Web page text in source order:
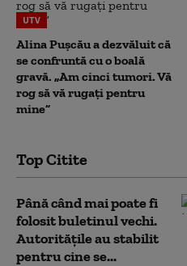
UTV
Alina Pușcău a dezvăluit că
se confruntă cu o boală
gravă. „Am cinci tumori. Vă
rog să vă rugați pentru
mine”
Top Citite
Până când mai poate fi
folosit buletinul vechi.
Autoritățile au stabilit
pentru cine se...